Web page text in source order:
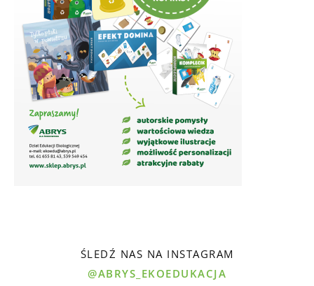
ŚLEDŹ NAS NA INSTAGRAM
@ABRYS_EKOEDUKACJA